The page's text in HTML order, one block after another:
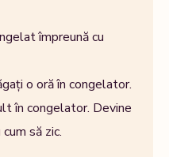
împreună cu
o oră în congelator.
în congelator. Devine
să zic.